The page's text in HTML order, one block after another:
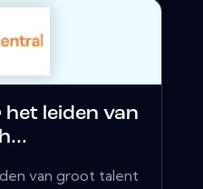
leiden van
van groot talent